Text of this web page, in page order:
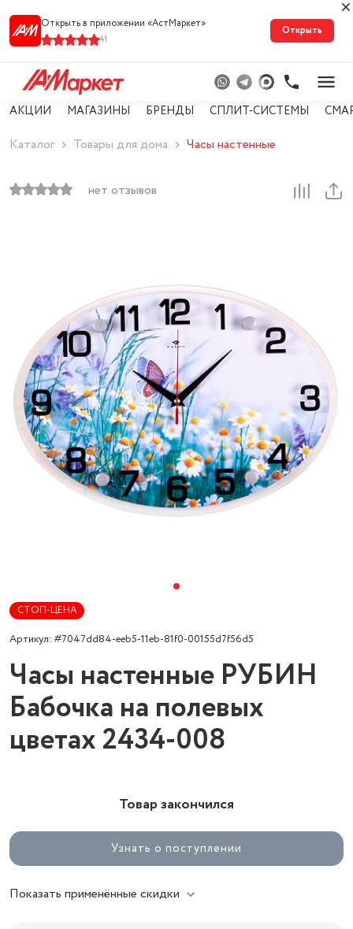
Открыть в приложении «АстМарке‪т‬»
41
Открыть
АКЦИИ МАГАЗИНЫ БРЕНДЫ СПЛИТ-СИСТЕМЫ
Каталог Товары для дома Часы настенные
нет отзывов
СТОП-ЦЕНА
Артикул: #7047dd84-eeb5-11eb-81f0-00155d7f56d5
Часы настенные РУБИН
Бабочка на полевых
цветах 2434-008
Товар закончился
Узнать о поступлении
Показать применённые скидки